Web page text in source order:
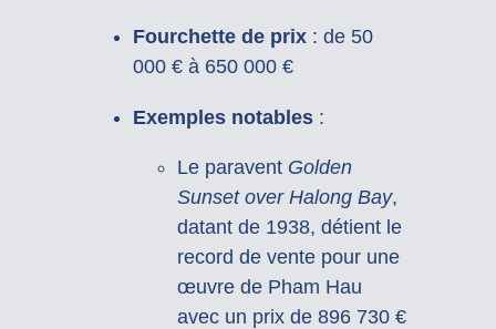
Fourchette de prix: de 50
000 € à 650 000 €
Exemples notables:
Le paravent Golden
Sunset over Halong Bay,
datant de 1938, détient le
record de vente pour une
œuvre de Pham Hau
avec un prix de 896 730 €